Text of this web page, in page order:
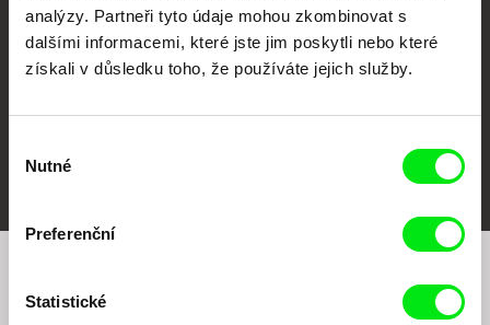
analýzy. Partneři tyto údaje mohou zkombinovat s
dalšími informacemi, které jste jim poskytli nebo které
získali v důsledku toho, že používáte jejich služby.
souhlasu
Nutné
Preferenční
Statistické
Chcete být pravidelně informováni o našem